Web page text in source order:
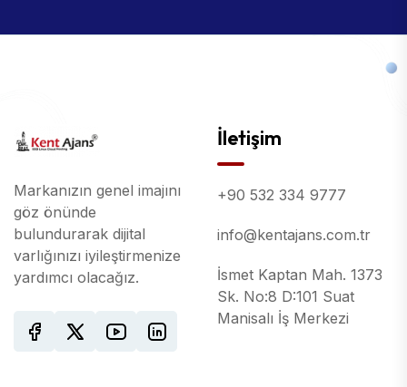
Markanızın genel imajını
göz önünde
bulundurarak dijital
varlığınızı iyileştirmenize
yardımcı olacağız.
İletişim
+90 532 334 9777
info@kentajans.com.tr
İsmet Kaptan Mah. 1373
Sk. No:8 D:101 Suat
Manisalı İş Merkezi